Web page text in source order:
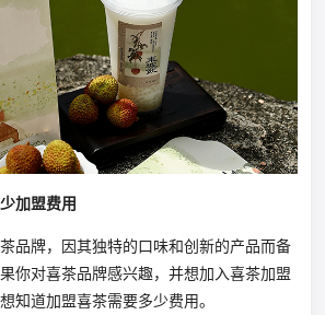
加盟费用
品牌，因其独特的口味和创新的产品而备
你对喜茶品牌感兴趣，并想加入喜茶加盟
知道加盟喜茶需要多少费用。